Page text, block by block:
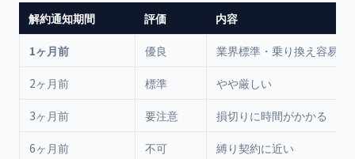
解約通知期間 評価 内容
1ヶ月前 優良 業界標準・乗り換え容易
2ヶ月前 標準 やや厳しい
3ヶ月前 要注意 損切りに時間がかかる
6ヶ月前 不可 縛り契約に近い